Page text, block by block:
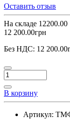
Оставить отзыв
На складе 12200.00
12 200.00грн
Без НДС: 12
В корзину
Артикул: